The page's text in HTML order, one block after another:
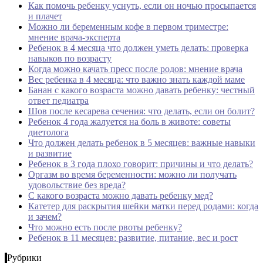
Как помочь ребенку уснуть, если он ночью просыпается
и плачет
Можно ли беременным кофе в первом триместре:
мнение врача-эксперта
Ребенок в 4 месяца что должен уметь делать: проверка
навыков по возрасту
Когда можно качать пресс после родов: мнение врача
Вес ребенка в 4 месяца: что важно знать каждой маме
Банан с какого возраста можно давать ребенку: честный
ответ педиатра
Шов после кесарева сечения: что делать, если он болит?
Ребенок 4 года жалуется на боль в животе: советы
диетолога
Что должен делать ребенок в 5 месяцев: важные навыки
и развитие
Ребенок в 3 года плохо говорит: причины и что делать?
Оргазм во время беременности: можно ли получать
удовольствие без вреда?
С какого возраста можно давать ребенку мед?
Катетер для раскрытия шейки матки перед родами: когда
и зачем?
Что можно есть после рвоты ребенку?
Ребенок в 11 месяцев: развитие, питание, вес и рост
Рубрики